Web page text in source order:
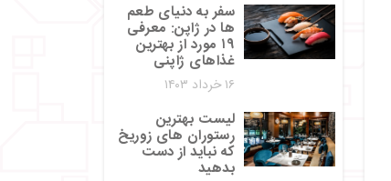
سفر به دنیای طعم‌
ها در ژاپن: معرفی
۱۹ مورد از بهترین
غذاهای ژاپنی
۱۶ خرداد ۱۴۰۳
لیست بهترین
رستوران های زوریخ
که نباید از دست
بدهید